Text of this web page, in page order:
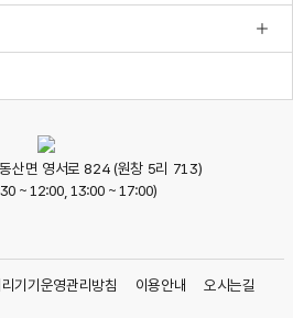
산면 영서로 824 (원창 5리 713)
~ 12:00, 13:00 ~ 17:00)
기기운영관리방침 이용안내
오시는길